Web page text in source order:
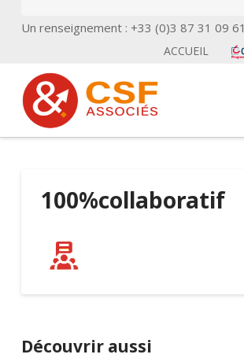
Un renseignement : +33 (0)3 87 31 09 61
ACCUEIL
100%collaboratif
Découvrir aussi